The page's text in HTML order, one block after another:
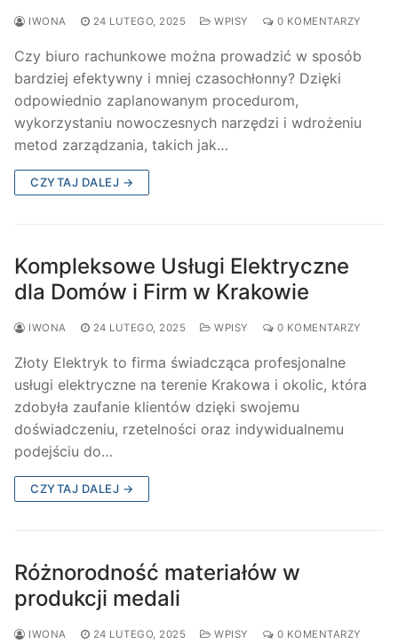
IWONA 24 LUTEGO, 2025 WPISY 0 KOMENTARZY
Czy biuro rachunkowe można prowadzić w sposób
bardziej efektywny i mniej czasochłonny? Dzięki
odpowiednio zaplanowanym procedurom,
wykorzystaniu nowoczesnych narzędzi i wdrożeniu
metod zarządzania, takich jak…
CZYTAJ DALEJ →
Kompleksowe Usługi Elektryczne
dla Domów i Firm w Krakowie
IWONA 24 LUTEGO, 2025 WPISY 0 KOMENTARZY
Złoty Elektryk to firma świadcząca profesjonalne
usługi elektryczne na terenie Krakowa i okolic, która
zdobyła zaufanie klientów dzięki swojemu
doświadczeniu, rzetelności oraz indywidualnemu
podejściu do…
CZYTAJ DALEJ →
Różnorodność materiałów w
produkcji medali
IWONA 24 LUTEGO, 2025 WPISY 0 KOMENTARZY